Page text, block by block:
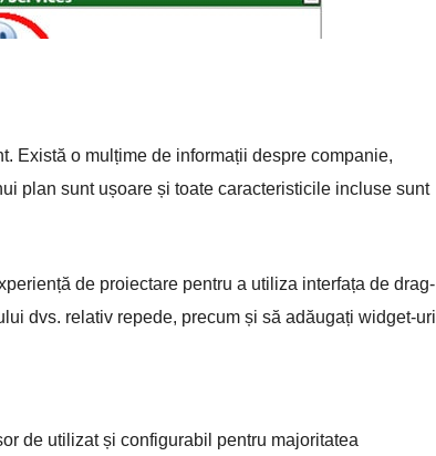
Există o mulțime de informații despre companie,
plan sunt ușoare și toate caracteristicile incluse sunt
de proiectare pentru a utiliza interfața de drag-
dvs. relativ repede, precum și să adăugați widget-uri
de utilizat și configurabil pentru majoritatea